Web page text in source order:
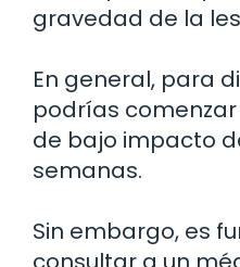
gravedad de la
En general, para
podrías
de bajo impacto
semanas.
Sin embargo, es